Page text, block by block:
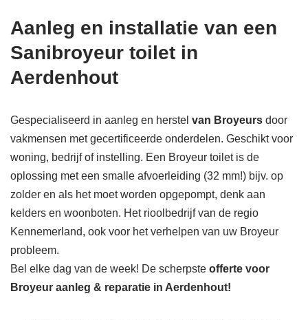
Aanleg en installatie van een
Sanibroyeur toilet in
Aerdenhout
Gespecialiseerd in aanleg en herstel van Broyeurs door
vakmensen met gecertificeerde onderdelen. Geschikt voor
woning, bedrijf of instelling. Een Broyeur toilet is de
oplossing met een smalle afvoerleiding (32 mm!) bijv. op
zolder en als het moet worden opgepompt, denk aan
kelders en woonboten. Het rioolbedrijf van de regio
Kennemerland, ook voor het verhelpen van uw Broyeur
probleem.
Bel elke dag van de week! De scherpste offerte voor
Broyeur aanleg & reparatie in Aerdenhout!